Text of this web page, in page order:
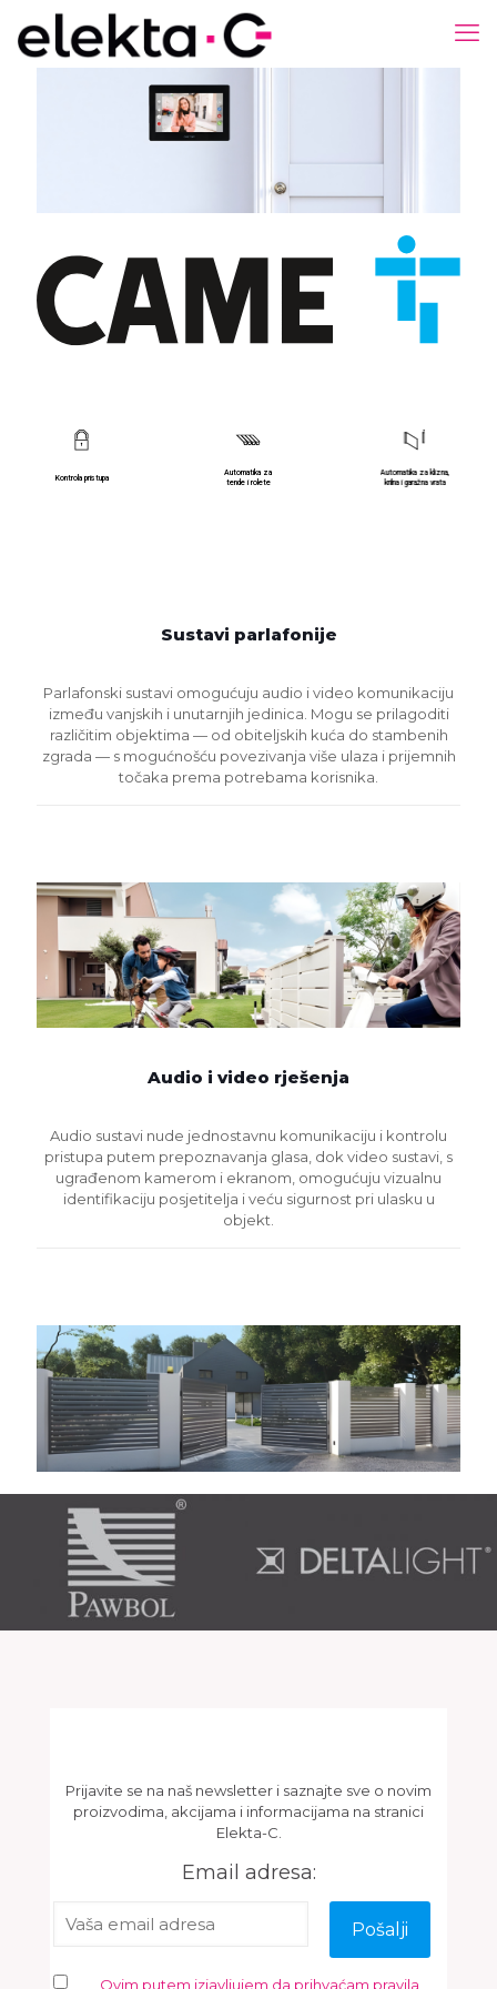
Kontrola pristupa
Automatika za
tende i rolete
Automatika za klizna,
krilna i garažna vrata
Sustavi parlafonije
Parlafonski sustavi omogućuju audio i video komunikaciju
između vanjskih i unutarnjih jedinica. Mogu se prilagoditi
različitim objektima — od obiteljskih kuća do stambenih
zgrada — s mogućnošću povezivanja više ulaza i prijemnih
točaka prema potrebama korisnika.
Audio i video rješenja
Audio sustavi nude jednostavnu komunikaciju i kontrolu
pristupa putem prepoznavanja glasa, dok video sustavi, s
ugrađenom kamerom i ekranom, omogućuju vizualnu
identifikaciju posjetitelja i veću sigurnost pri ulasku u
objekt.
Prijavite se na naš newsletter i saznajte sve o novim
proizvodima, akcijama i informacijama na stranici
Elekta-C.
Email adresa:
Ovim putem izjavljujem da prihvaćam pravila